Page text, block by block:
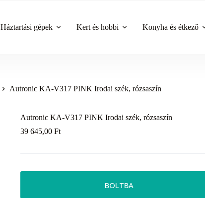
Háztartási gépek Kert és hobbi Konyha és étkező
Autronic KA-V317 PINK Irodai szék, rózsaszín
Autronic KA-V317 PINK Irodai szék, rózsaszín
39 645,00Ft
BOLTBA